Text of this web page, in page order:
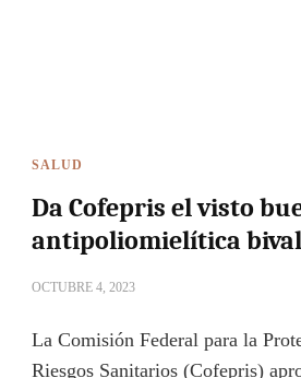
SALUD
Da Cofepris el visto
antipoliomielítica
OCTUBRE 4, 2023
La Comisión Federal para la
Riesgos Sanitarios (Cofepris)